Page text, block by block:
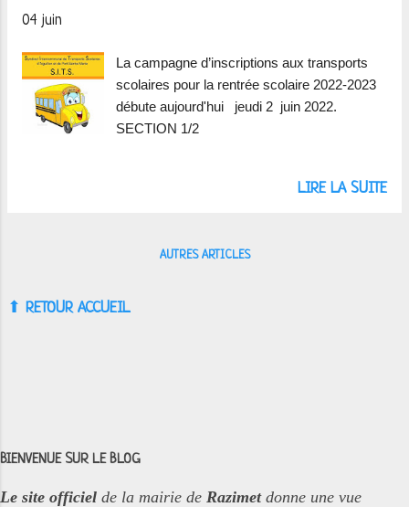
04 juin
La campagne d’inscriptions aux transports
scolaires pour la rentrée scolaire 2022-2023
débute aujourd'hui jeudi 2 juin 2022.
SECTION 1/2
LIRE LA SUITE
AUTRES ARTICLES
⬆︎ RETOUR ACCUEIL
BIENVENUE SUR LE BLOG
Le site officiel de la mairie de Razimetdonne une vue